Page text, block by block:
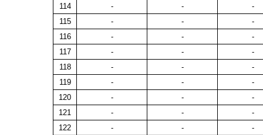
114
- -
-
115
- -
-
116
- -
-
117
- -
-
118
- -
-
119
- -
-
120
- -
-
121
- -
-
122
- -
-